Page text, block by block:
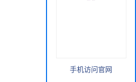
手机访问官网